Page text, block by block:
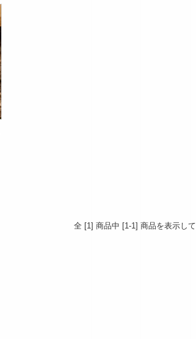
全 [1] 商品中 [1-1] 商品を表示し